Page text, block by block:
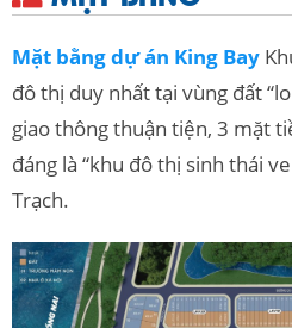
Mặt bằng dự án King Bay
đô thị duy nhất tại vùng đất
giao thông thuận tiện, 3 mặt
đáng là “khu đô thị sinh thái
Trạch.